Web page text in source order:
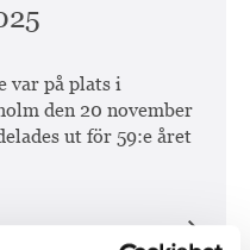
var på plats i
den 20 november
ut för 59:e året